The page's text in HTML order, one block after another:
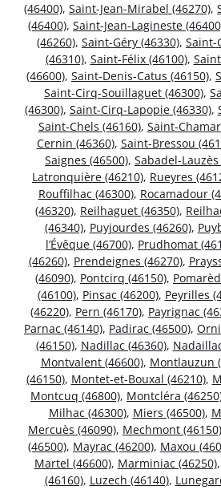
(46400), Saint-Jean-Mirabel (46270),
(46400), Saint-Jean-Lagineste
(46260), Saint-Géry (46330), Saint-
(46310), Saint-Félix (46100),
(46600), Saint-Denis-Catus (46150),
Saint-Cirq-Souillaguet (46300),
(46300), Saint-Cirq-Lapopie (46330),
Saint-Chels (46160), Saint-
Cernin (46360), Saint-Bressou
Saignes (46500), Sabadel-Lauzès
Latronquière (46210), Rueyres
Rouffilhac (46300), Rocamadour
(46320), Reilhaguet (46350),
(46340), Puyjourdes (46260),
l’Évêque (46700), Prudhomat
(46260), Prendeignes (46270),
(46090), Pontcirq (46150),
(46100), Pinsac (46200), Peyrilles
(46220), Pern (46170), Payrignac
Parnac (46140), Padirac (46500),
(46150), Nadillac (46360),
Montvalent (46600), Montlauzun
(46150), Montet-et-Bouxal (46210),
Montcuq (46800), Montcléra
Milhac (46300), Miers (46500),
Mercuès (46090), Mechmont (46150)
(46500), Mayrac (46200), Maxou
Martel (46600), Marminiac (46250),
(46160), Luzech (46140),